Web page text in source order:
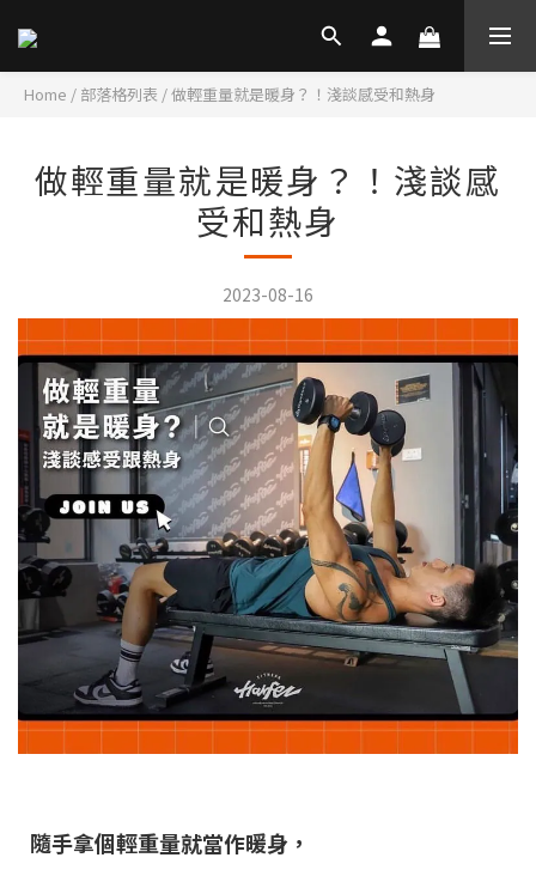
Home / 部落格列表 /做輕重量就是暖身？！淺談感受和熱身
做輕重量就是暖身？！淺談感
受和熱身
2023-08-16
隨手拿個輕重量就當作暖身，